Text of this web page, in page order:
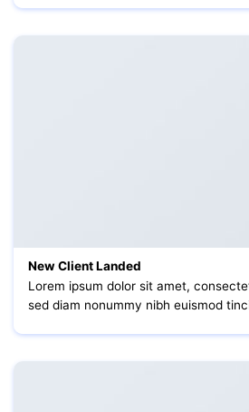
New Client Landed
Lorem ipsum dolor sit amet,
sed diam nonummy nibh euismod